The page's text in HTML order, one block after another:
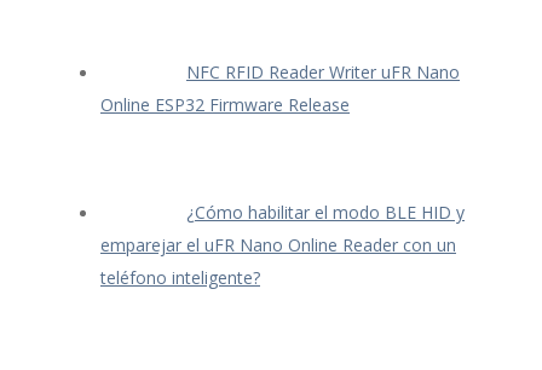
NFC RFID Reader Writer uFR Nano
Online ESP32 Firmware Release
¿Cómo habilitar el modo BLE HID y
emparejar el uFR Nano Online Reader con un
teléfono inteligente?